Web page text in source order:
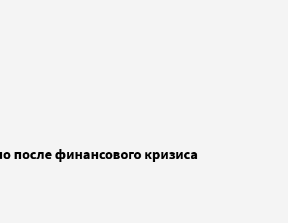
после финансового кризиса